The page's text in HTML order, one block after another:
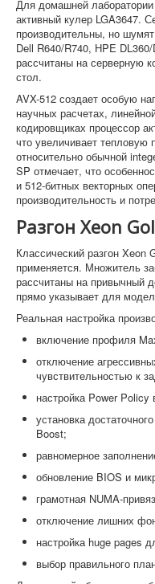
Для домашней
активный кулер LGA3647.
производительны, но
Dell R640/R740, HPE
рассчитаны на серверную
стол.
AVX-512 создает особую
научных расчетах,
кодировщиках процессор
что увеличивает тепловую
относительно обычной
SP отмечает, что
и 512-битных векторных
производительность и
Разгон Xeon
Классический разгон
применяется. Множитель
рассчитаны на привычный
прямо указывает для
Реальная настройка
включение профиля
отключение
чувствительностью к
настройка Power
установка
Boost;
равномерное
обновление BIOS и
грамотная NUMA-
отключение лишних
настройка huge pages
выбор правильного